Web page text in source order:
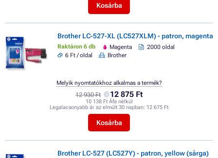
Kosárba
Brother LC-527-XL (LC527XLM) - patron, magenta
Raktáron 6 db Magenta
2000 oldal
6 Ft / oldal
Brother
12 930 Ft 12 875 Ft
10 138 Ft Áfa nélkül
Legalacsonyabb ár az elmúlt 30 napban: 12 675 Ft
Kosárba
Melyik nyomtatókhoz alkalmas a termék?
Brother LC-527 (LC527Y) - patron, yellow (sárga)